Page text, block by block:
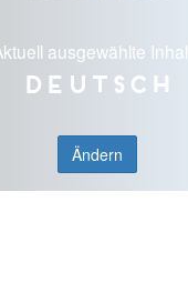
ausgewählte
Deutsch
Ändern